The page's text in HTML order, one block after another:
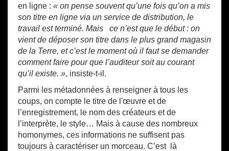
en ligne : « on pense souvent qu’une fois qu’on a mis
son titre en ligne via un service de distribution, le
travail est terminé. Mais ce n’est que le début : on
vient de déposer son titre dans le plus grand magasin
de la Terre, et c’est le moment où il faut se demander
comment faire pour que l’auditeur soit au courant
qu’il existe. », insiste-t-il.
Parmi les métadonnées à renseigner à tous les
coups, on compte le titre de l'œuvre et de
l’enregistrement, le nom des créateurs et de
l’interprète, le style… Mais à cause des nombreux
homonymes, ces informations ne suffisent pas
toujours à caractériser un morceau. C’est là